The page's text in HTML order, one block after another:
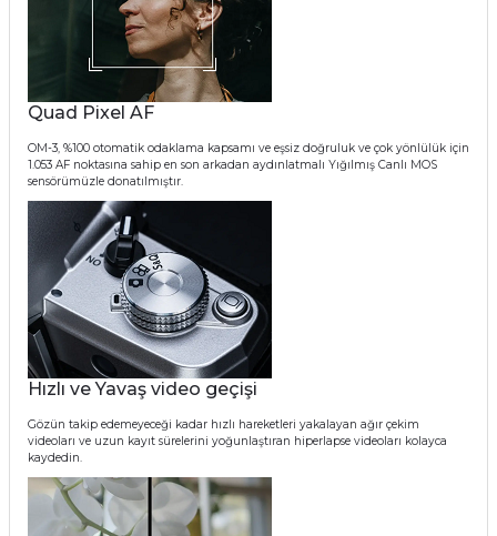
Quad Pixel AF
OM-3, %100 otomatik odaklama kapsamı ve eşsiz doğruluk ve çok yönlülük için
1.053 AF noktasına sahip en son arkadan aydınlatmalı Yığılmış Canlı MOS
sensörümüzle donatılmıştır.
Hızlı ve Yavaş video geçişi
Gözün takip edemeyeceği kadar hızlı hareketleri yakalayan ağır çekim
videoları ve uzun kayıt sürelerini yoğunlaştıran hiperlapse videoları kolayca
kaydedin.